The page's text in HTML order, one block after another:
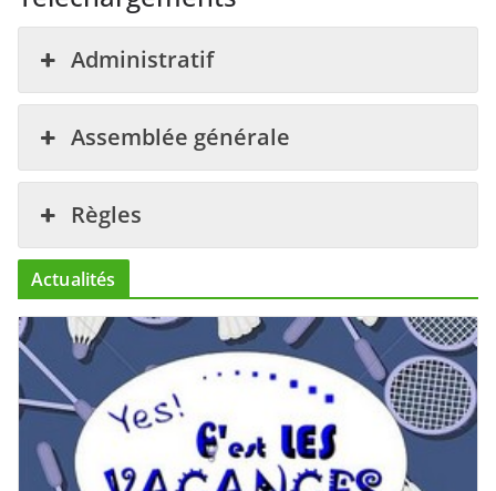
Administratif
Assemblée générale
Règles
Actualités